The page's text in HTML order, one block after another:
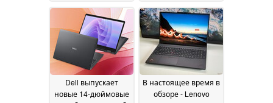
подключения к
сотовой сети04 June
2026
30
May 2026
Dell выпускает
новые 14-дюймовые
В настоящее время в
обзоре - Lenovo